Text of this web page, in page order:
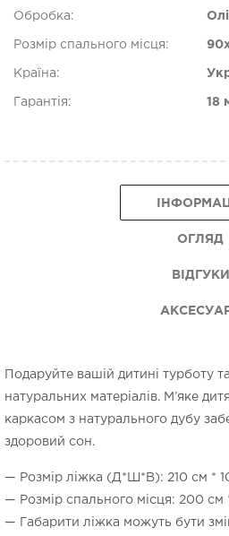
Обробка:
Розмір спального місця:
Країна:
Гарантія: 18
ОГЛЯД
ВІДГУКИ
Подаруйте вашій дитині турботу
натуральних матеріалів. М’яке
каркасом з натурального дубу
здоровий сон.
— Розмір ліжка (Д*Ш*В): 210 см *
— Розмір спального місця: 200 см
— Габарити ліжка можуть бути